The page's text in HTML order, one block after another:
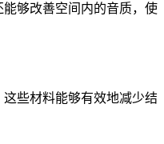
够改善空间内的音质，使
些材料能够有效地减少结